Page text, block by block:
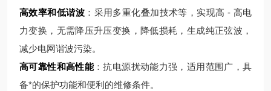
高效率和低谐波 ：采用多重化叠加技术等，实现高 - 高电
力变换，无需降压升压变换，降低损耗，生成纯正弦波，
减少电网谐波污染。
高可靠性和高性能：抗电源扰动能力强，适用范围广，具
备*的保护功能和便利的维修条件。